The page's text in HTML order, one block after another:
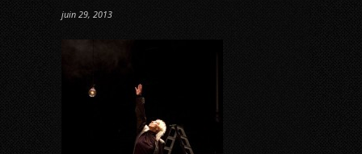
juin 29, 2013